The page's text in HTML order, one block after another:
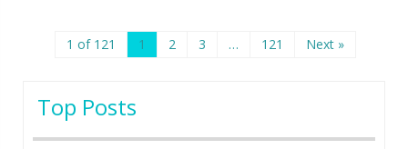
1 of 121 1 2 3 … 121 Next »
Top Posts